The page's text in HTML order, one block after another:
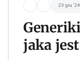
23 gru
jaka